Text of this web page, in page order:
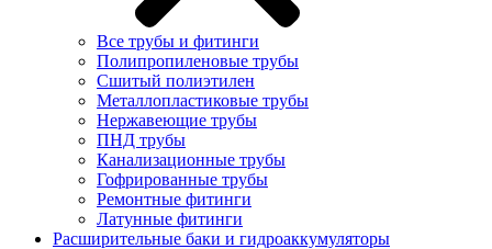
Все трубы и фитинги
Полипропиленовые трубы
Сшитый полиэтилен
Металлопластиковые трубы
Нержавеющие трубы
ПНД трубы
Канализационные трубы
Гофрированные трубы
Ремонтные фитинги
Латунные фитинги
Расширительные баки и гидроаккумуляторы